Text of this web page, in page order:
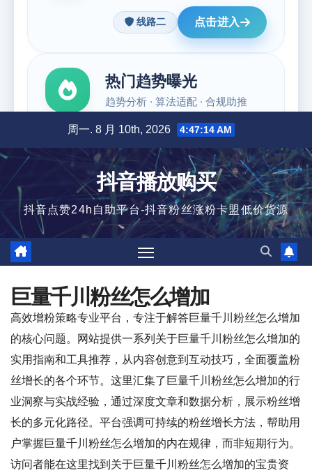
内
容
周一. 8 月 10th, 2026 4:47:15 AM
抖音播放购买
抖音点赞24h自助平台-抖音粉丝涨粉卡盟低价货源
巨量千川粉丝怎么增加
高效增粉策略专业平台，专注于解答巨量千川粉丝怎么增加
的核心问题。网站提供一系列关于巨量千川粉丝怎么增加的
实用指南和工具推荐，从内容创意到互动技巧，全面覆盖粉
丝增长的各个环节。这里汇集了巨量千川粉丝怎么增加的行
业洞察与实战经验，通过深度文章和数据分析，展示粉丝增
长的多元化路径。平台强调可持续的粉丝增长方法，帮助用
户掌握巨量千川粉丝怎么增加的内在规律，而非短期行为。
访问者能在这里找到关于巨量千川粉丝怎么增加的宝贵资